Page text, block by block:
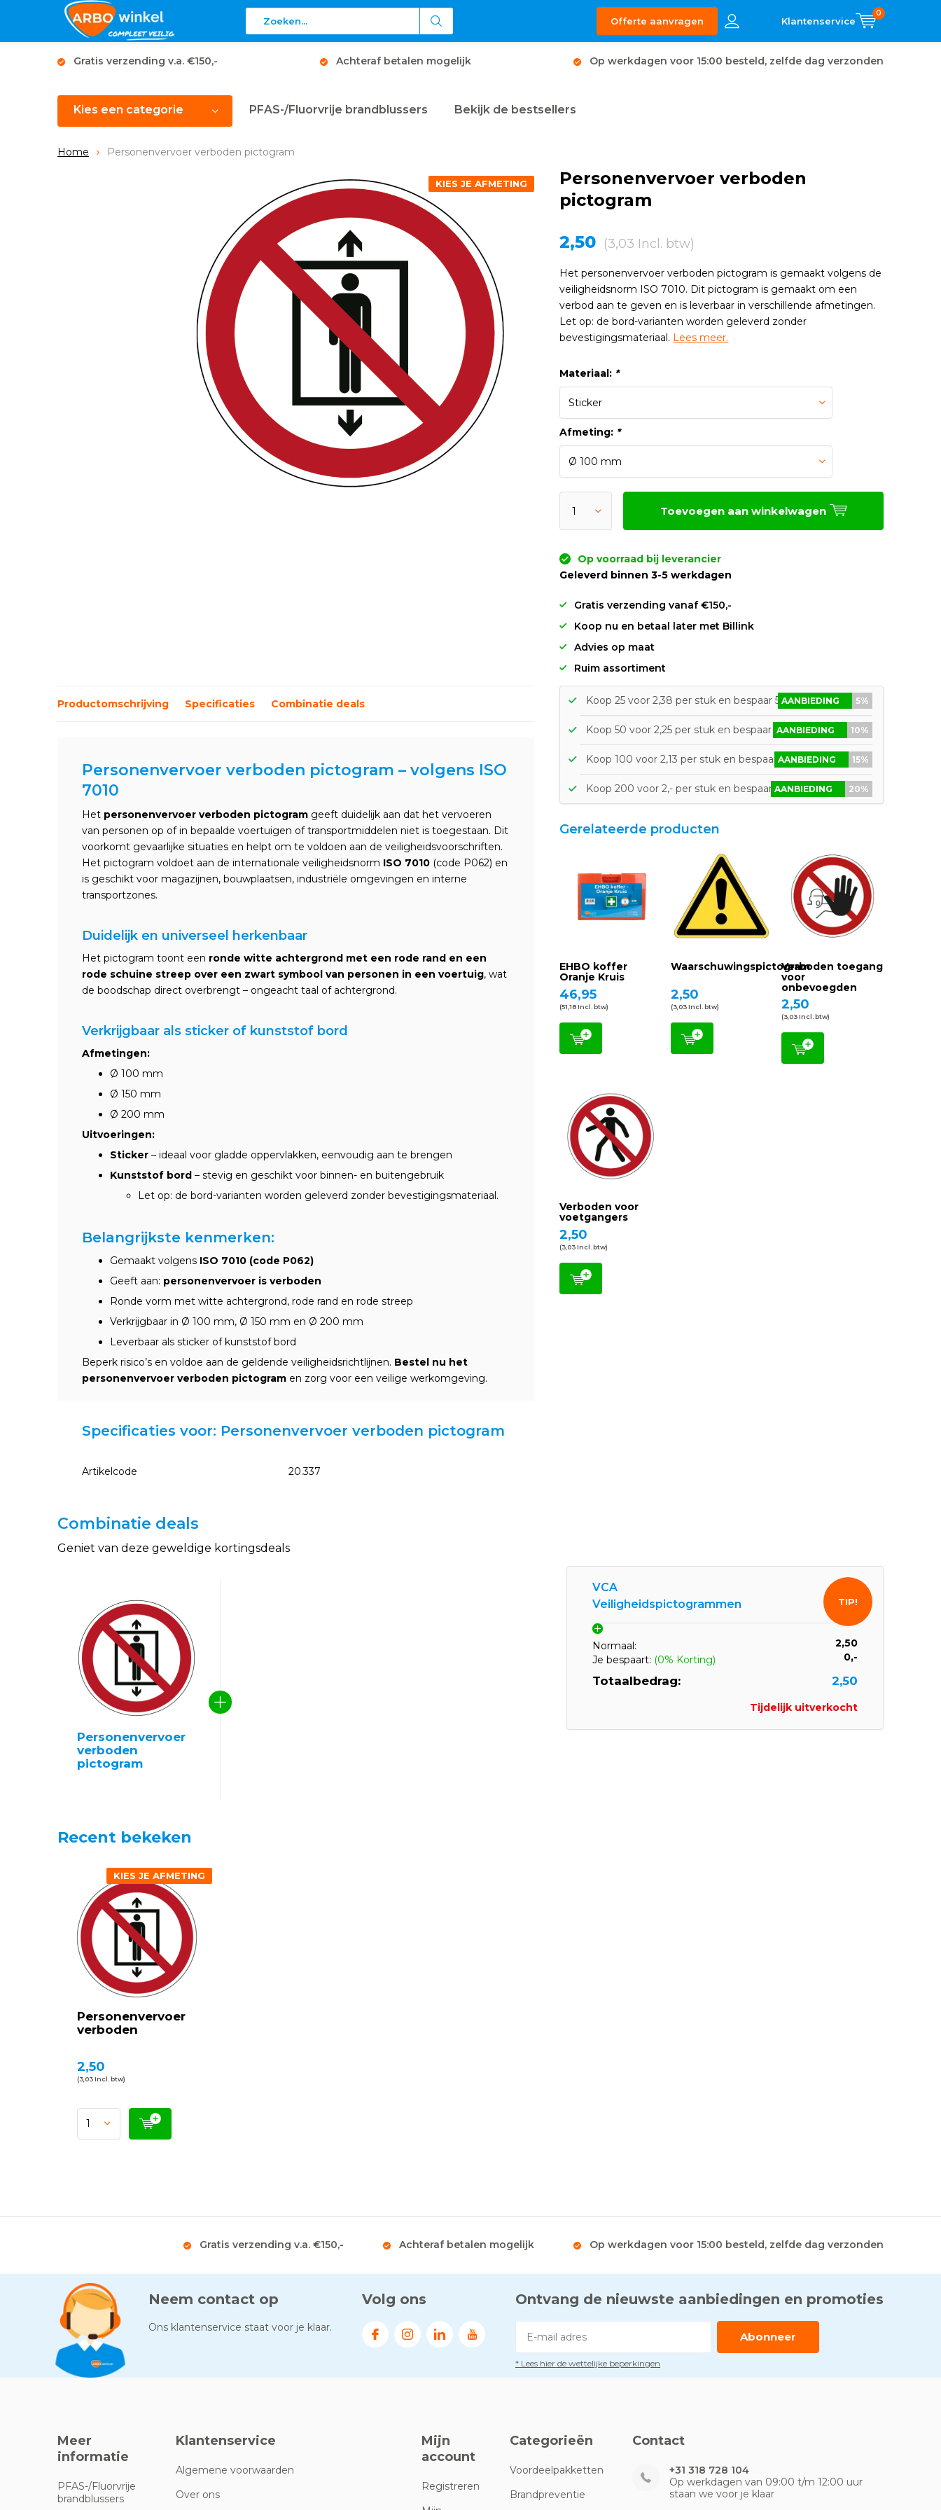
Offerte aanvragen
0
Gratis verzending v.a. €150,- Achteraf betalen mogelijk Op werkdagen voor 15:00 besteld, zelfde dag verzonden
Kies een categorie PFAS-/Fluorvrije brandblussers Bekijk de bestsellers
Home Personenvervoer verboden pictogram
KIES JE AFMETING
Personenvervoer verboden
pictogram
2,50 (3,03 Incl. btw)
Het personenvervoer verboden pictogram is gemaakt volgens de
veiligheidsnorm ISO 7010. Dit pictogram is gemaakt om een
verbod aan te geven en is leverbaar in verschillende afmetingen.
Let op: de bord-varianten worden geleverd zonder
bevestigingsmateriaal. Lees meer.
Materiaal: *
Afmeting: *
Toevoegen aan winkelwagen
Op voorraad bij leverancier
Geleverd binnen 3-5 werkdagen
Gratis verzending vanaf €150,-
Koop nu en betaal later met Billink
Advies op maat
Ruim assortiment
Productomschrijving Specificaties Combinatie deals
Personenvervoer verboden pictogram – volgens ISO
7010
Het personenvervoer verboden pictogram geeft duidelijk aan dat het vervoeren
van personen op of in bepaalde voertuigen of transportmiddelen niet is toegestaan. Dit
voorkomt gevaarlijke situaties en helpt om te voldoen aan de veiligheidsvoorschriften.
Het pictogram voldoet aan de internationale veiligheidsnorm ISO 7010 (code P062) en
is geschikt voor magazijnen, bouwplaatsen, industriële omgevingen en interne
transportzones.
Duidelijk en universeel herkenbaar
Het pictogram toont een ronde witte achtergrond met een rode rand en een
rode schuine streep over een zwart symbool van personen in een voertuig, wat
de boodschap direct overbrengt – ongeacht taal of achtergrond.
Verkrijgbaar als sticker of kunststof bord
Afmetingen:
Ø 100 mm
Ø 150 mm
Ø 200 mm
Uitvoeringen:
Sticker – ideaal voor gladde oppervlakken, eenvoudig aan te brengen
Kunststof bord – stevig en geschikt voor binnen- en buitengebruik
Let op: de bord-varianten worden geleverd zonder bevestigingsmateriaal.
Belangrijkste kenmerken:
Gemaakt volgens ISO 7010 (code P062)
Geeft aan: personenvervoer is verboden
Ronde vorm met witte achtergrond, rode rand en rode streep
Verkrijgbaar in Ø 100 mm, Ø 150 mm en Ø 200 mm
Leverbaar als sticker of kunststof bord
Beperk risico’s en voldoe aan de geldende veiligheidsrichtlijnen. Bestel nu het
personenvervoer verboden pictogram en zorg voor een veilige werkomgeving.
Specificaties voor: Personenvervoer verboden pictogram
Artikelcode 20.337
Koop 25 voor 2,38 per stuk en bespaar 5%AANBIEDING 5%
Koop 50 voor 2,25 per stuk en bespaar 10%AANBIEDING 10%
Koop 100 voor 2,13 per stuk en bespaar 15%AANBIEDING 15%
Koop 200 voor 2,- per stuk en bespaar 20%AANBIEDING 20%
Gerelateerde producten
EHBO koffer
Oranje Kruis
46,95
(51,18 Incl. btw)
Waarschuwingspictogram
2,50
(3,03 Incl. btw)
Verboden toegang
voor
onbevoegden
2,50
(3,03 Incl. btw)
Verboden voor
voetgangers
2,50
(3,03 Incl. btw)
Combinatie deals
Geniet van deze geweldige kortingsdeals
Personenvervoer
verboden
pictogram
VCA
Veiligheidspictogrammen
Normaal:
2,50
Je bespaart: (0% Korting) 0,-
Totaalbedrag: 2,50
TIP!
Tijdelijk uitverkocht
Recent bekeken
Personenvervoer
verboden
KIES JE AFMETING
2,50
(3,03 Incl. btw)
Gratis verzending v.a. €150,- Achteraf betalen mogelijk Op werkdagen voor 15:00 besteld, zelfde dag verzonden
Neem contact op
Ons klantenservice staat voor je klaar.
Volg ons Ontvang de nieuwste aanbiedingen en promoties
Abonneer
* Lees hier de wettelijke beperkingen
Meer
informatie
PFAS-/Fluorvrije
brandblussers
Klantenservice
Algemene voorwaarden
Over ons
Mijn
account
Registreren
Categorieën
Voordeelpakketten
Brandpreventie
Contact
+31 318 728 104
Op werkdagen van 09:00 t/m 12:00 uur
staan we voor je klaar